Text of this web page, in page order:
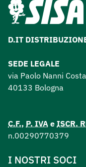
D.IT
SEDE LEGALE
via Paolo Nanni
40133 Bologna
C.F., P. IVA e ISCR.
n.00290770379
I NOSTRI SOCI